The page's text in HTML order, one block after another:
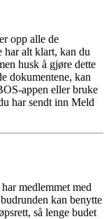
opp alle de
har alt klart, kan du
husk å gjøre dette
dokumentene, kan
appen eller bruke
har sendt inn Meld
medlemmet med
kan benytte
så lenge budet